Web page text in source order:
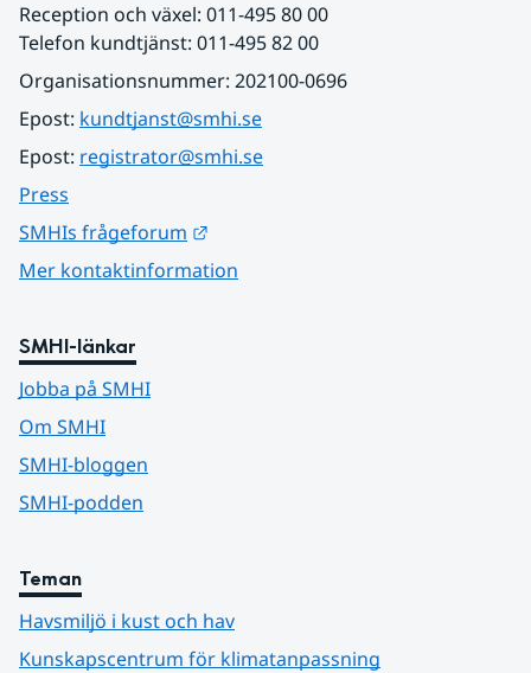
Reception och växel: 011-495 80 00
Telefon kundtjänst: 011-495 82 00
Organisationsnummer: 202100-0696
Epost: kundtjanst@smhi.se
Epost: registrator@smhi.se
Press
SMHIs frågeforum
Mer kontaktinformation
SMHI-länkar
Jobba på SMHI
Om SMHI
SMHI-bloggen
SMHI-podden
Teman
Havsmiljö i kust och hav
Kunskapscentrum för klimatanpassning